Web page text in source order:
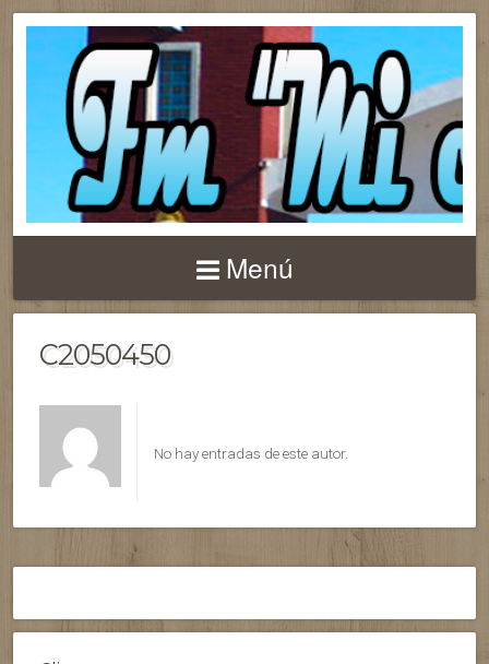
Menú
C2050450
No hay entradas de este autor.